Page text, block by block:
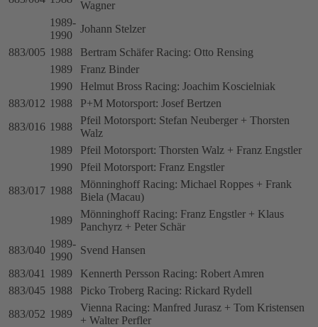
Wagner
1989-
1990
Johann Stelzer
883/005 1988
Bertram Schäfer Racing: Otto Rensing
1989
Franz Binder
1990
Helmut Bross Racing: Joachim Koscielniak
883/012 1988
P+M Motorsport: Josef Bertzen
883/016 1988
Pfeil Motorsport: Stefan Neuberger + Thorsten
Walz
1989
Pfeil Motorsport: Thorsten Walz + Franz Engstler
1990
Pfeil Motorsport: Franz Engstler
883/017 1988
Mönninghoff Racing: Michael Roppes + Frank
Biela (Macau)
1989
Mönninghoff Racing: Franz Engstler + Klaus
Panchyrz + Peter Schär
883/040
1989-
1990
Svend Hansen
883/041
1989
Kennerth Persson Racing: Robert Amren
883/045 1988
Picko Troberg Racing: Rickard Rydell
883/052 1989
Vienna Racing: Manfred Jurasz + Tom Kristensen
+ Walter Perfler